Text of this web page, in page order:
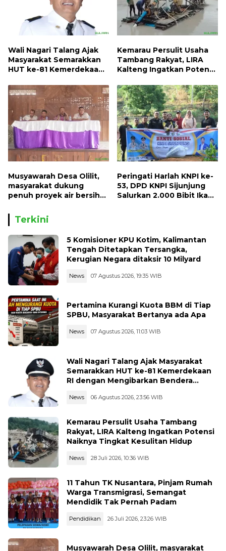
Wali Nagari Talang Ajak
Masyarakat Semarakkan
HUT ke-81 Kemerdekaan
Bendera Merah Putih
Kemarau Persulit Usaha
Tambang Rakyat, LIRA
Kalteng Ingatkan Potensi
Hidup
Musyawarah Desa Olilit,
masyarakat dukung
penuh proyek air bersih
Peringati Harlah KNPI ke-
53, DPD KNPI Sijunjung
Salurkan 2.000 Bibit Ikan
Terkini
5 Komisioner KPU Kotim, Kalimantan
Tengah Ditetapkan Tersangka,
Kerugian Negara ditaksir 10 Milyard
News 07 Agustus 2026, 19:35 WIB
Pertamina Kurangi Kuota BBM di Tiap
SPBU, Masyarakat Bertanya ada Apa
News 07 Agustus 2026, 11:03 WIB
Wali Nagari Talang Ajak Masyarakat
Semarakkan HUT ke-81 Kemerdekaan
RI dengan Mengibarkan Bendera
News 06 Agustus 2026, 23:56 WIB
Kemarau Persulit Usaha Tambang
Rakyat, LIRA Kalteng Ingatkan Potensi
Naiknya Tingkat Kesulitan Hidup
News 28 Juli 2026, 10:36 WIB
11 Tahun TK Nusantara, Pinjam Rumah
Warga Transmigrasi, Semangat
Mendidik Tak Pernah Padam
Pendidikan 26 Juli 2026, 23:26 WIB
Musyawarah Desa Olilit, masyarakat